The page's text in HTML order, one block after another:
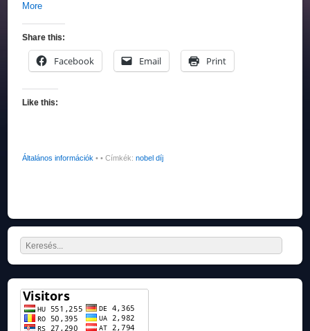
More
Share this:
Facebook Email Print
Like this:
Általános információk • • Címkék:nobel díj